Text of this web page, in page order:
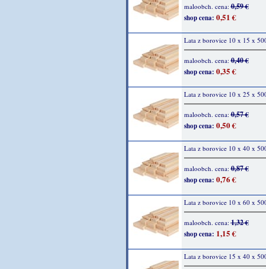
maloobch. cena:0,59 €
shop cena: 0,51 €
Lata z borovice 10 x 15 x
maloobch. cena:0,40 €
shop cena: 0,35 €
Lata z borovice 10 x 25 x
maloobch. cena:0,57 €
shop cena: 0,50 €
Lata z borovice 10 x 40 x
maloobch. cena:0,87 €
shop cena: 0,76 €
Lata z borovice 10 x 60 x
maloobch. cena:1,32 €
shop cena: 1,15 €
Lata z borovice 15 x 40 x